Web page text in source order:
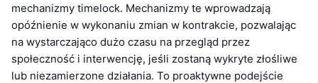
mechanizmy timelock. Mechanizmy te wprowadzają
opóźnienie w wykonaniu zmian w kontrakcie, pozwalając
na wystarczająco dużo czasu na przegląd przez
społeczność i interwencję, jeśli zostaną wykryte złośliwe
lub niezamierzone działania. To proaktywne podejście